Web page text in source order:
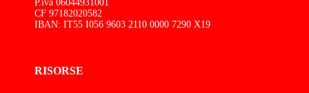
P.iva 06044931001
CF 97182020582
IBAN: IT55 I056 9603 2110 0000 7290 X19
RISORSE